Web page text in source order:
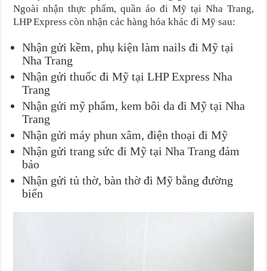
Ngoài nhận thực phẩm, quần áo đi Mỹ tại Nha Trang,
LHP Express còn nhận các hàng hóa khác đi Mỹ sau:
Nhận gửi kềm, phụ kiện làm nails đi Mỹ tại
Nha Trang
Nhận gửi thuốc đi Mỹ tại LHP Express Nha
Trang
Nhận gửi mỹ phẩm, kem bôi da đi Mỹ tại Nha
Trang
Nhận gửi máy phun xâm, điện thoại đi Mỹ
Nhận gửi trang sức đi Mỹ tại Nha Trang đảm
bảo
Nhận gửi tủ thờ, bàn thờ đi Mỹ bằng đường
biển